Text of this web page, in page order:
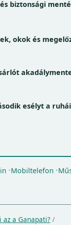
biztonsági
okok és
esélyt a
Mobiltelefon
az a Ganapati? /